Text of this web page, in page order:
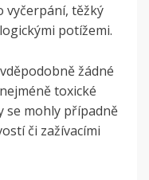
vyčerpání, těžký
potížemi.
žádné
toxické
se mohly případně
či zažívacími